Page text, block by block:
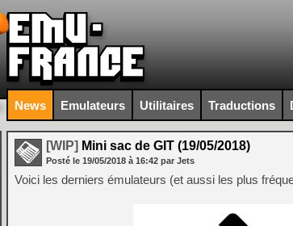
News Emulateurs Utilitaires Traductions
[WIP] Mini sac de GIT (19/05/2018)
Posté le 19/05/2018 à 16:42 par Jets
Voici les derniers émulateurs (et aussi les plus